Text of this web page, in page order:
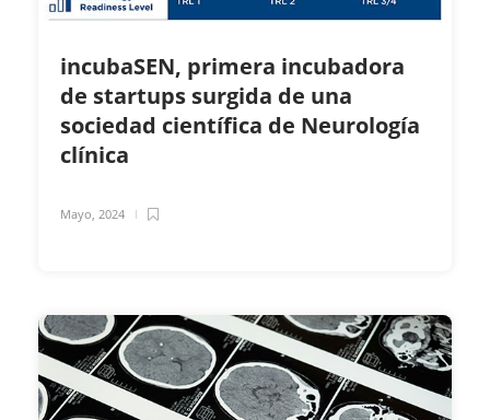
incubaSEN, primera incubadora
de startups surgida de una
sociedad científica de Neurología
clínica
Mayo, 2024